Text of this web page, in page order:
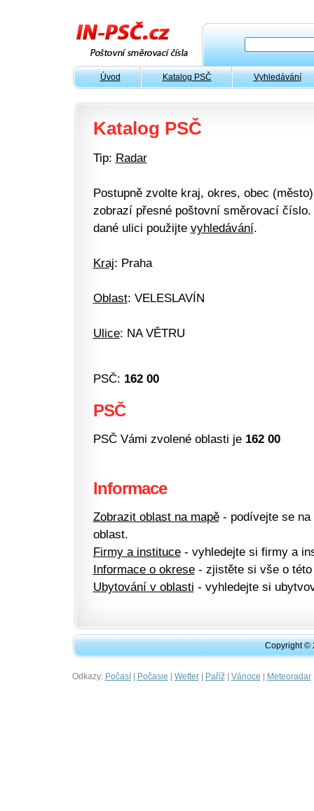
Úvod Katalog PSČ Vyhledávání
Katalog PSČ
Tip: Radar
Postupně zvolte kraj, okres, obec
zobrazí přesné poštovní směrovací
dané ulici použijte vyhledávání.
Kraj: Praha
Oblast: VELESLAVÍN
Ulice: NA VĚTRU
PSČ: 162 00
PSČ
PSČ Vámi zvolené oblasti je 162 00
Informace
Zobrazit oblast na mapě- podívejte se na
oblast.
Firmy a instituce- vyhledejte si firmy a
Informace o okrese- zjistěte si vše o této
Ubytování v oblasti - vyhledejte si
Copyright ©
Odkazy: Počasí| Počasie | Wetter| Paříž| Vánoce | Meteoradar